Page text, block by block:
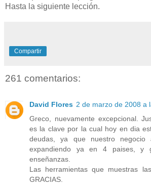
Hasta la siguiente lección.
Compartir
261 comentarios:
David Flores 2 de marzo de 2008 a
Greco, nuevamente excepcional.
es la clave por la cual hoy en dia
deudas, ya que nuestro negocio
expandiendo ya en 4 paises,
enseñanzas.
Las herramientas que muestras
GRACIAS.